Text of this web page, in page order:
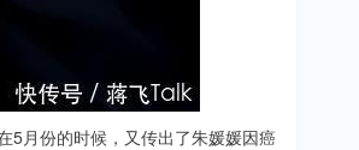
份的时候，又传出了朱媛媛因癌